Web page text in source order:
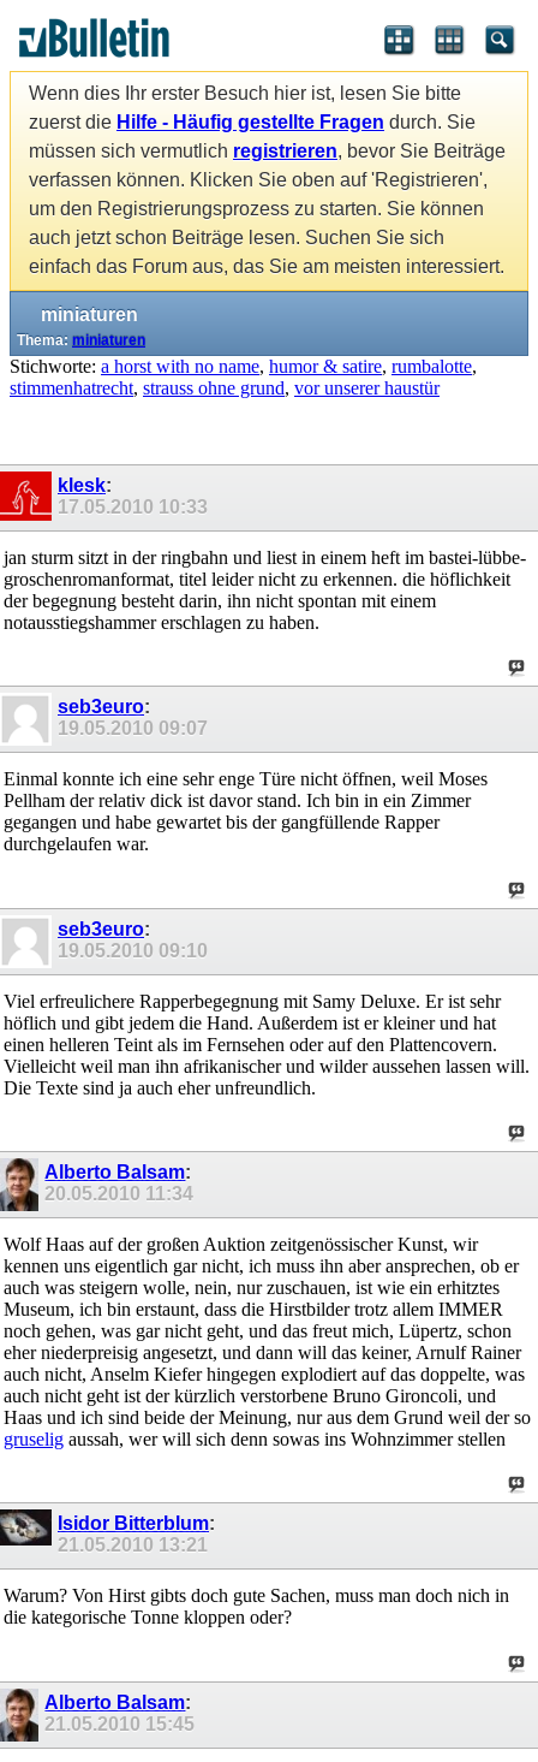
Wenn dies Ihr erster Besuch hier ist, lesen Sie bitte
zuerst die Hilfe - Häufig gestellte Fragen durch. Sie
müssen sich vermutlich registrieren, bevor Sie Beiträge
verfassen können. Klicken Sie oben auf 'Registrieren',
um den Registrierungsprozess zu starten. Sie können
auch jetzt schon Beiträge lesen. Suchen Sie sich
einfach das Forum aus, das Sie am meisten interessiert.
miniaturen
Thema: miniaturen
Stichworte: a horst with no name, humor & satire, rumbalotte,
stimmenhatrecht, strauss ohne grund, vor unserer haustür
klesk:
17.05.2010 10:33
jan sturm sitzt in der ringbahn und liest in einem heft im bastei-lübbe-
groschenromanformat, titel leider nicht zu erkennen. die höflichkeit
der begegnung besteht darin, ihn nicht spontan mit einem
notausstiegshammer erschlagen zu haben.
seb3euro:
19.05.2010 09:07
Einmal konnte ich eine sehr enge Türe nicht öffnen, weil Moses
Pellham der relativ dick ist davor stand. Ich bin in ein Zimmer
gegangen und habe gewartet bis der gangfüllende Rapper
durchgelaufen war.
seb3euro:
19.05.2010 09:10
Viel erfreulichere Rapperbegegnung mit Samy Deluxe. Er ist sehr
höflich und gibt jedem die Hand. Außerdem ist er kleiner und hat
einen helleren Teint als im Fernsehen oder auf den Plattencovern.
Vielleicht weil man ihn afrikanischer und wilder aussehen lassen will.
Die Texte sind ja auch eher unfreundlich.
Alberto Balsam:
20.05.2010 11:34
Wolf Haas auf der großen Auktion zeitgenössischer Kunst, wir
kennen uns eigentlich gar nicht, ich muss ihn aber ansprechen, ob er
auch was steigern wolle, nein, nur zuschauen, ist wie ein erhitztes
Museum, ich bin erstaunt, dass die Hirstbilder trotz allem IMMER
noch gehen, was gar nicht geht, und das freut mich, Lüpertz, schon
eher niederpreisig angesetzt, und dann will das keiner, Arnulf Rainer
auch nicht, Anselm Kiefer hingegen explodiert auf das doppelte, was
auch nicht geht ist der kürzlich verstorbene Bruno Gironcoli, und
Haas und ich sind beide der Meinung, nur aus dem Grund weil der so
gruselig aussah, wer will sich denn sowas ins Wohnzimmer stellen
Isidor Bitterblum:
21.05.2010 13:21
Warum? Von Hirst gibts doch gute Sachen, muss man doch nich in
die kategorische Tonne kloppen oder?
Alberto Balsam:
21.05.2010 15:45